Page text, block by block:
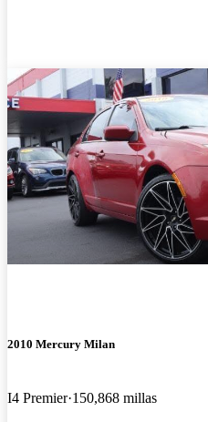
2010 Mercury Milan
I4 Premier 150,868 millas